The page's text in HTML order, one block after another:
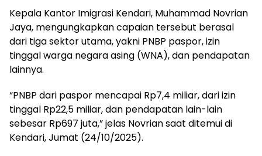
‎Kepala Kantor Imigrasi Kendari, Muhammad Novrian
Jaya, mengungkapkan capaian tersebut berasal
dari tiga sektor utama, yakni PNBP paspor, izin
tinggal warga negara asing (WNA), dan pendapatan
lainnya.
‎“PNBP dari paspor mencapai Rp7,4 miliar, dari izin
tinggal Rp22,5 miliar, dan pendapatan lain-lain
sebesar Rp697 juta,” jelas Novrian saat ditemui di
Kendari, Jumat (24/10/2025).